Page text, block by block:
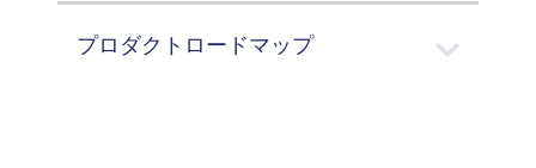
プロダクトロードマップ